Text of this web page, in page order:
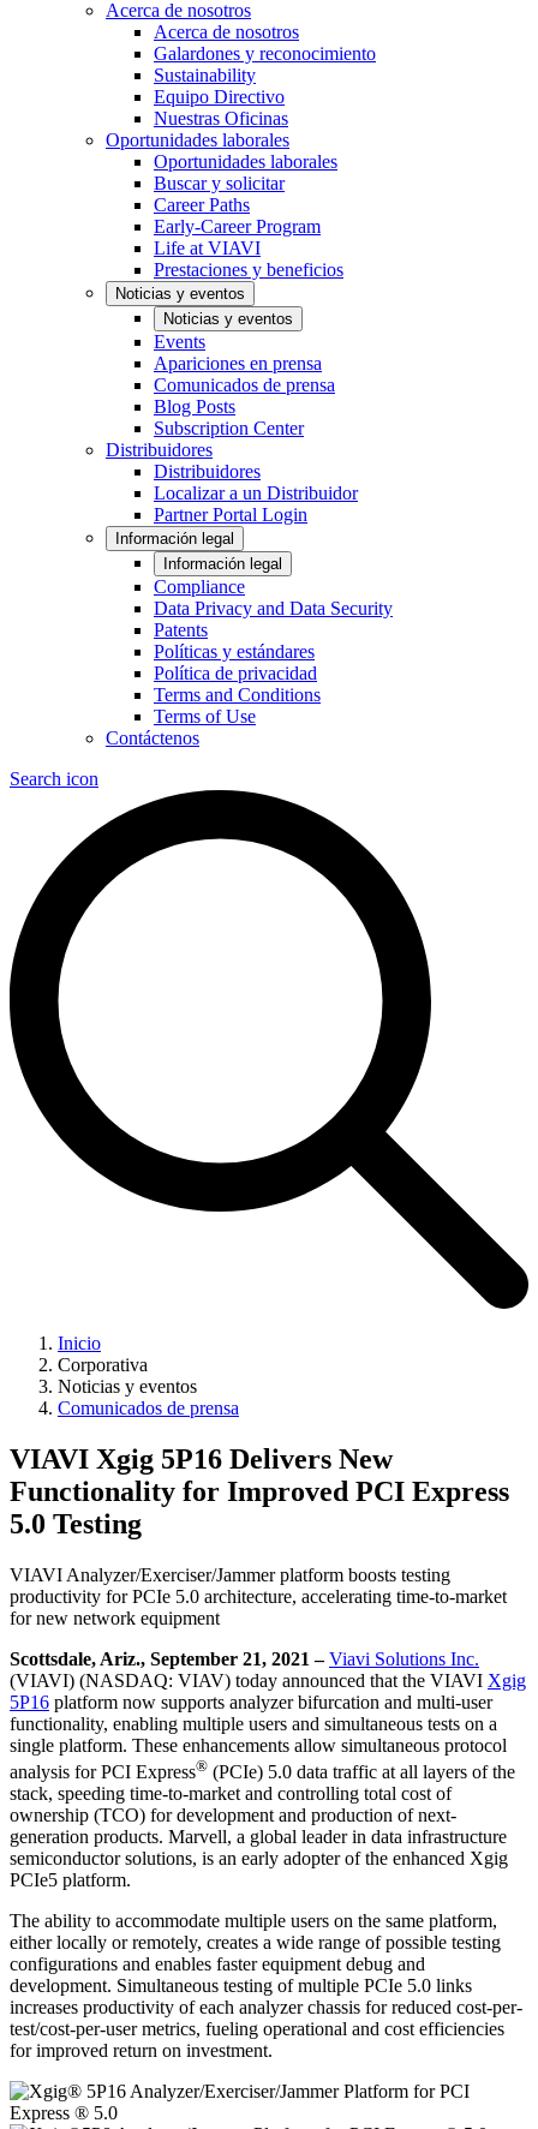
Acerca de nosotros
Acerca de nosotros
Galardones y reconocimiento
Sustainability
Equipo Directivo
Nuestras Oficinas
Oportunidades laborales
Oportunidades laborales
Buscar y solicitar
Career Paths
Early-Career Program
Life at VIAVI
Prestaciones y beneficios
Noticias y eventos
Noticias y eventos
Events
Apariciones en prensa
Comunicados de prensa
Blog Posts
Subscription Center
Distribuidores
Distribuidores
Localizar a un Distribuidor
Partner Portal Login
Información legal
Información legal
Compliance
Data Privacy and Data Security
Patents
Políticas y estándares
Política de privacidad
Terms and Conditions
Terms of Use
Contáctenos
Search icon
Inicio
Corporativa
Noticias y eventos
Comunicados de prensa
VIAVI Xgig 5P16 Delivers New
Functionality for Improved PCI Express
5.0 Testing
VIAVI Analyzer/Exerciser/Jammer platform boosts testing
productivity for PCIe 5.0 architecture, accelerating time-to-market
for new network equipment
Scottsdale, Ariz., September 21, 2021 – Viavi Solutions Inc.
(VIAVI) (NASDAQ: VIAV) today announced that the VIAVI Xgig
5P16 platform now supports analyzer bifurcation and multi-user
functionality, enabling multiple users and simultaneous tests on a
single platform. These enhancements allow simultaneous protocol
analysis for PCI Express® (PCIe) 5.0 data traffic at all layers of the
stack, speeding time-to-market and controlling total cost of
ownership (TCO) for development and production of next-
generation products. Marvell, a global leader in data infrastructure
semiconductor solutions, is an early adopter of the enhanced Xgig
PCIe5 platform.
The ability to accommodate multiple users on the same platform,
either locally or remotely, creates a wide range of possible testing
configurations and enables faster equipment debug and
development. Simultaneous testing of multiple PCIe 5.0 links
increases productivity of each analyzer chassis for reduced cost-per-
test/cost-per-user metrics, fueling operational and cost efficiencies
for improved return on investment.